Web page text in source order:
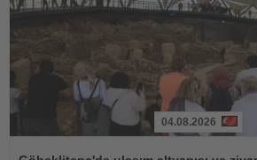
Oku
04.08.2026